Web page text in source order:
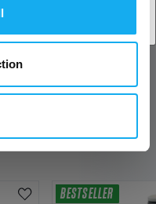
BESTSELLER